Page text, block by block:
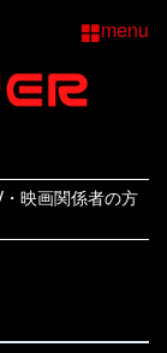
menu
映画関係者の方